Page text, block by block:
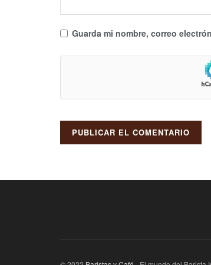
Guarda mi nombre, correo